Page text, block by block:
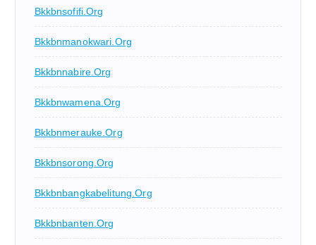
Bkkbnsofifi.org
Bkkbnmanokwari.org
Bkkbnnabire.org
Bkkbnwamena.org
Bkkbnmerauke.org
Bkkbnsorong.org
Bkkbnbangkabelitung.org
Bkkbnbanten.org